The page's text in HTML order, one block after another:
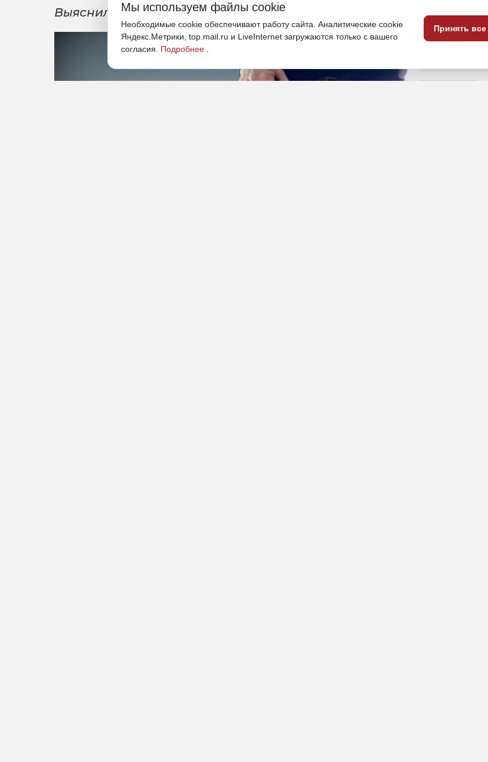
Выяснилось, что бизнесмены подверглись незаконным проверкам
16 июня, 20:28
Мы используем файлы cookie
Необходимые cookie обеспечивают работу сайта. Аналитические cookie
Яндекс.Метрики, top.mail.ru и LiveInternet загружаются только с вашего
согласия. Подробнее
Принять все